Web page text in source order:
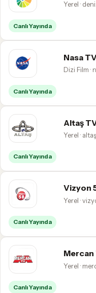
Yerel ·
Canlı Yayında
Nasa
Dizi Film ·
Canlı Yayında
Altaş
Yerel ·
Canlı Yayında
Vizyon
Yerel ·
Canlı Yayında
Mercan
Yerel ·
Canlı Yayında